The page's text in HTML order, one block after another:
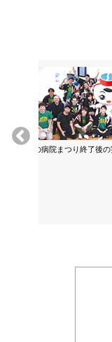
昨年の病院まつり終了後